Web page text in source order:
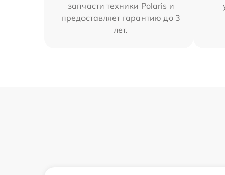
запчасти техники Polaris и
предоставляет гарантию до 3
лет.